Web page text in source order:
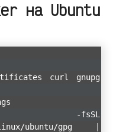
на Ubuntu
curl gnupg
linux/ubuntu/gpg |